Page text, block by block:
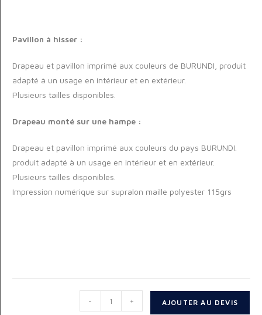
Pavillon à hisser :
Drapeau et pavillon imprimé aux couleurs de BURUNDI, produit
adapté à un usage en intérieur et en extérieur.
Plusieurs tailles disponibles.
Drapeau monté sur une hampe :
Drapeau et pavillon imprimé aux couleurs du pays BURUNDI.
produit adapté à un usage en intérieur et en extérieur.
Plusieurs tailles disponibles.
Impression numérique sur supralon maille polyester 115grs
- + AJOUTER AU DEVIS